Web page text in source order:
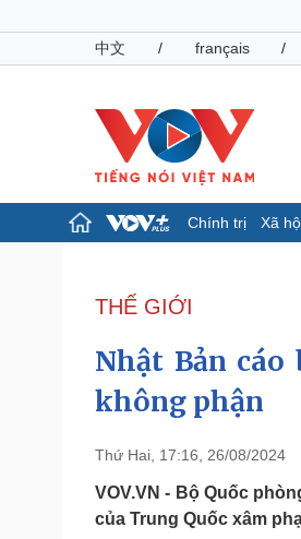
中文
/ français /
Chính trị Xã
Đảng
Tổ chức nhân sự
Nhận diện sự thật
Pháp luật
Tin nóng
Tư vấn luật
THẾ GIỚI
Nhật Bản cáo
không phận
Thứ Hai, 17:16, 26/08/2024
VOV.VN - Bộ Quốc
của Trung Quốc xâm